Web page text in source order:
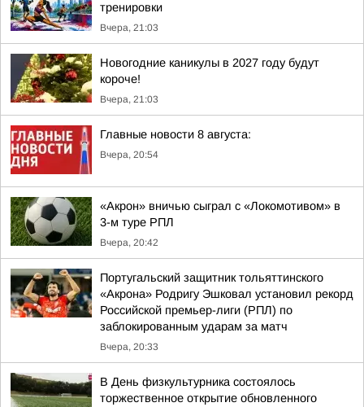
тренировки
Вчера, 21:03
Новогодние каникулы в 2027 году будут
короче!
Вчера, 21:03
Главные новости 8 августа:
Вчера, 20:54
«Акрон» вничью сыграл с «Локомотивом» в
3-м туре РПЛ
Вчера, 20:42
Португальский защитник тольяттинского
«Акрона» Родригу Эшковал установил рекорд
Российской премьер-лиги (РПЛ) по
заблокированным ударам за матч
Вчера, 20:33
В День физкультурника состоялось
торжественное открытие обновленного